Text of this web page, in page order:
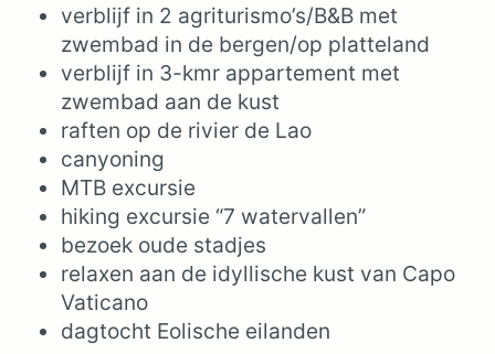
verblijf in 2 agriturismo’s/B&B met
zwembad in de bergen/op platteland
verblijf in 3-kmr appartement met
zwembad aan de kust
raften op de rivier de Lao
canyoning
MTB excursie
hiking excursie “7 watervallen”
bezoek oude stadjes
relaxen aan de idyllische kust van Capo
Vaticano
dagtocht Eolische eilanden